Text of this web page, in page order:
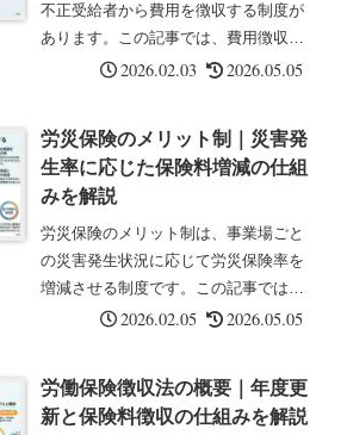
不正受給者から費用を徴収する制度が
あります。この記事では、費用徴収の
対象となる場合と徴収割合について解
給付の費用の一部または全部が事業主
か...
2026.02.03 2026.05.05
労災保険のメリット制｜災害発
生率に応じた保険料増減の仕組
みを解説
労災保険のメリット制は、事業場ごと
の災害発生状況に応じて労災保険率を
増減させる制度です。この記事では、
メリット制の目的と適用要件について
応じて、労災保険率を増減させる制度
で...
2026.02.05 2026.05.05
労働保険徴収法の概要｜年度更
新と保険料徴収の仕組みを解説